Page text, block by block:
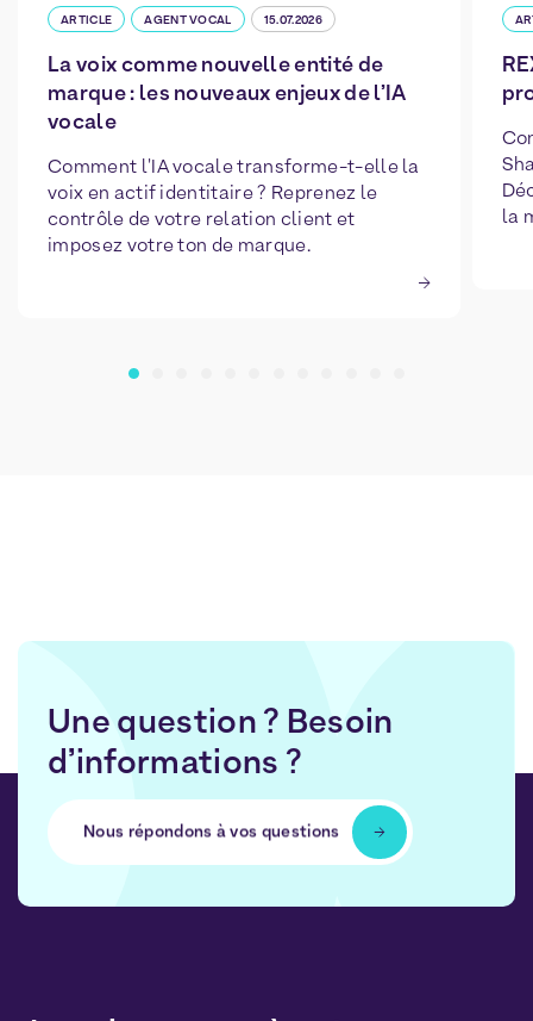
ARTICLE AGENT VOCAL 15.07.2026
La voix comme nouvelle entité de
marque : les nouveaux enjeux de l’IA
vocale
Comment l'IA vocale transforme-t-elle la
voix en actif identitaire ? Reprenez le
contrôle de votre relation client et
imposez votre ton de marque.
la
Une question ? Besoin
d’informations ?
Nous répondons à vos questions